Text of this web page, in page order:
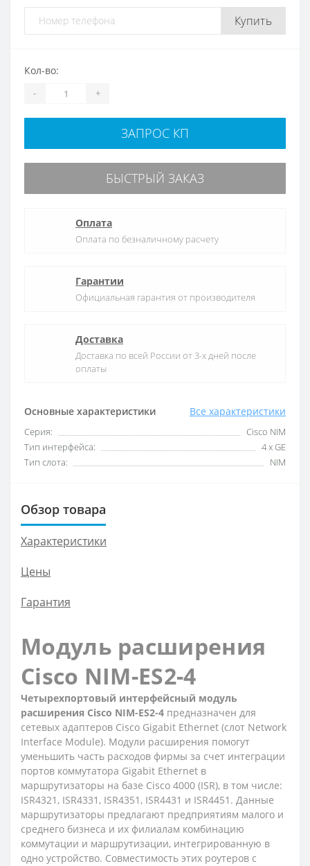
Купить
Основные характеристики Все характеристики
Серия:
Cisco NIM
Тип интерфейса:
4 x GE
Тип слота:
NIM
Кол-во:
- +
ЗАПРОС КП
БЫСТРЫЙ ЗАКАЗ
Оплата
Оплата по безналичному расчету
Гарантии
Официальная гарантия от производителя
Доставка
Доставка по всей России от 3-х дней после
оплаты
Обзор товара
Характеристики
Цены
Гарантия
Модуль расширения
Cisco NIM-ES2-4
Четырехпортовый интерфейсный модуль
расширения Cisco NIM-ES2-4 предназначен для
сетевых адаптеров Cisco Gigabit Ethernet (слот Network
Interface Module). Модули расширения помогут
уменьшить часть расходов фирмы за счет интеграции
портов коммутатора Gigabit Ethernet в
маршрутизаторы на базе Cisco 4000 (ISR), в том числе:
ISR4321, ISR4331, ISR4351, ISR4431 и ISR4451. Данные
маршрутизаторы предлагают предприятиям малого и
среднего бизнеса и их филиалам комбинацию
коммутации и маршрутизации, интегрированную в
одно устройство. Совместимость этих роутеров с